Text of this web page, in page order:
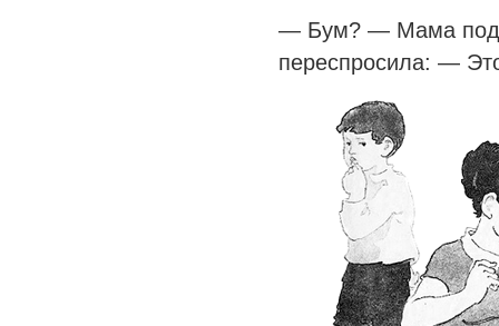
— Бум? — Мама
переспросила: —